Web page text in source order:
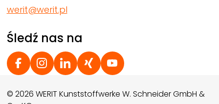
werit@werit.pl
Śledź nas na
Social Footer
© 2026 WERIT Kunststoffwerke W. Schneider GmbH &